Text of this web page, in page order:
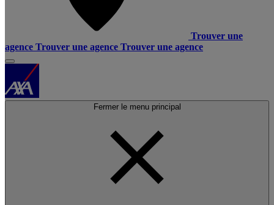
Trouver une
agence Trouver une agence Trouver une agence
Fermer le menu principal